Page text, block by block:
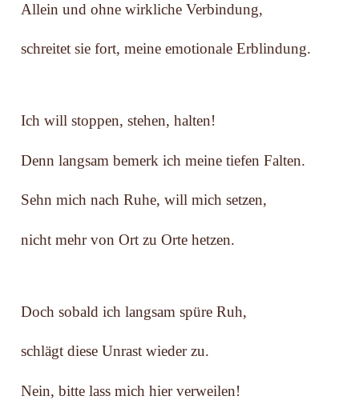
Allein und ohne wirkliche Verbindung,
schreitet sie fort, meine emotionale Erblindung.
Ich will stoppen, stehen, halten!
Denn langsam bemerk ich meine tiefen Falten.
Sehn mich nach Ruhe, will mich setzen,
nicht mehr von Ort zu Orte hetzen.
Doch sobald ich langsam spüre Ruh,
schlägt diese Unrast wieder zu.
Nein, bitte lass mich hier verweilen!